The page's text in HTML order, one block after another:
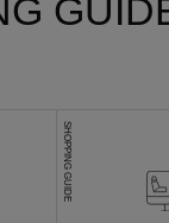
SHOPPING GUIDE